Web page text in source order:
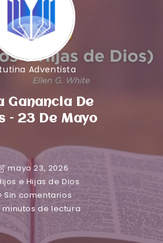
Adventista
Ganancia De
– 23 De Mayo
mayo 23, 2026
e Hijas de Dios
Sin comentarios
minutos de lectura